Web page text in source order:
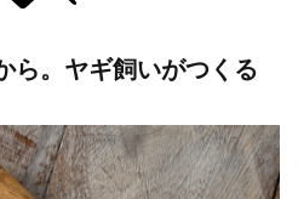
ら。ヤギ飼いがつくる